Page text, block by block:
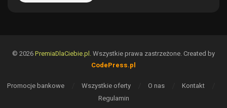
© 2026PremiaDlaCiebie.pl.Wszystkie prawa zastrzeżone. Created by
CodePress.pl
Promocje bankowe Wszystkie oferty O nas
Kontakt
Regulamin